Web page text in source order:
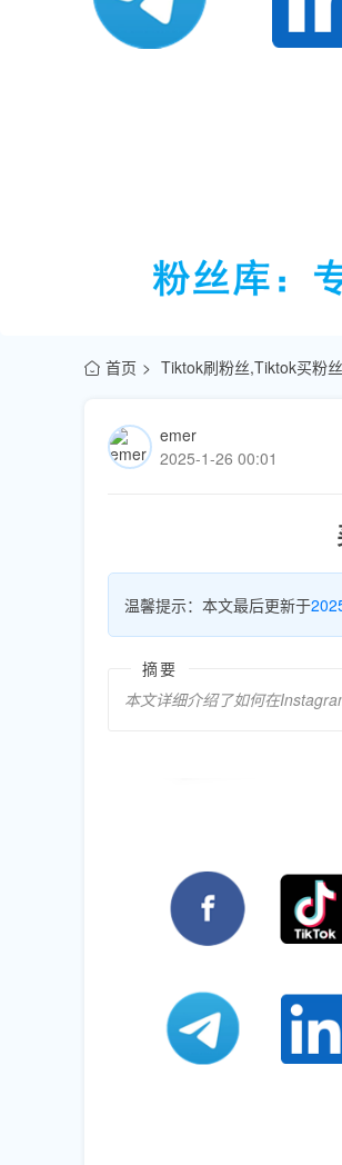
首页 Tiktok刷粉丝,Tiktok买粉
emer
2025-1-26 00:01
温馨提示：本文最后更新于
摘要
本文详细介绍了如何在